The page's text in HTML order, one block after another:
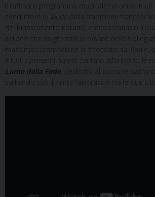
Il raffinato programma musicale ha unito in un
conduttore le
della tradizione
del Rinascimento italiano, entusiasmando il
italiano che ha gremito le navate della
massima commozione si è toccato sul finale,
e tutti i presenti hanno cantato all’unisono le
Lume della Fede, dedicato al comune patrono
sigillando con il canto l’abbraccio tra le due